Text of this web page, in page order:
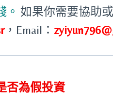
。 如果你需要協助
， Email：
否為假投資